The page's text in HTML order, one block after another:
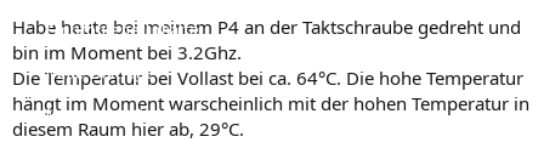
Empfohlene Inhalte
Neue Beiträge
Neueste Aktivitäten
Habe heute bei meinem P4 an der Taktschraube gedreht und
bin im Moment bei 3.2Ghz.
Die Temperatur bei Vollast bei ca. 64°C. Die hohe Temperatur
hängt im Moment warscheinlich mit der hohen Temperatur in
diesem Raum hier ab, 29°C.